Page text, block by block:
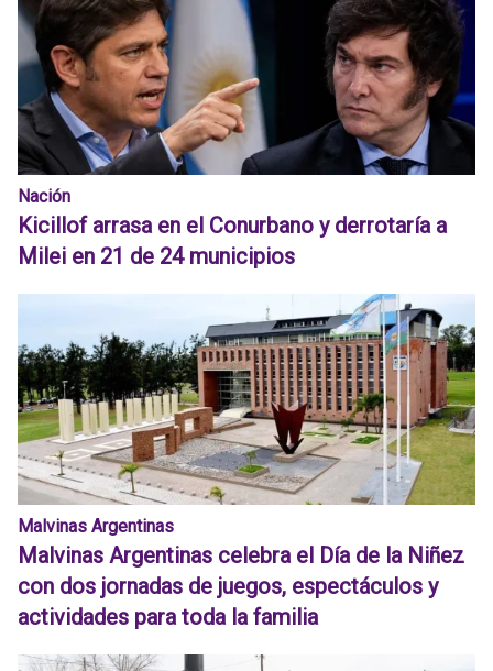
Nación
Kicillof arrasa en el Conurbano y derrotaría a
Milei en 21 de 24 municipios
Malvinas Argentinas
Malvinas Argentinas celebra el Día de la Niñez
con dos jornadas de juegos, espectáculos y
actividades para toda la familia